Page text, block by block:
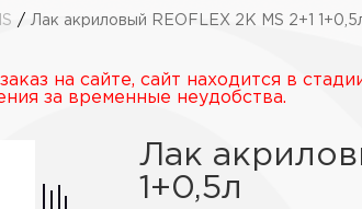
/ Лак акриловый REOFLEX 2K MS 2+1
на сайте, сайт находится в
за временные неудобства.
Лак
1+0,5л